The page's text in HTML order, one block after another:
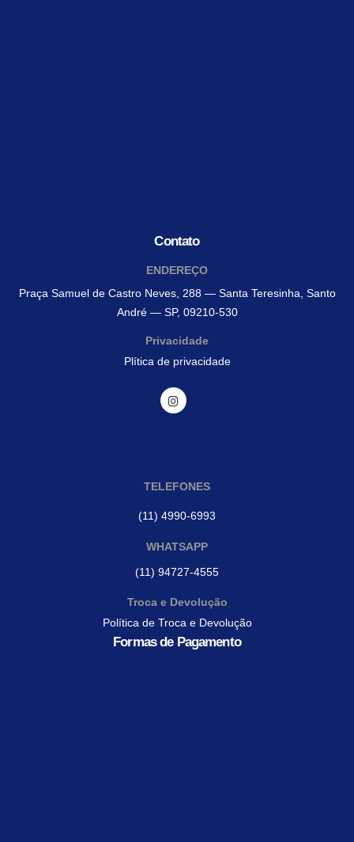
Contato
ENDEREÇO
Praça Samuel de Castro Neves, 288 — Santa Teresinha, Santo
André — SP, 09210-530
Privacidade
Plítica de privacidade
TELEFONES
(11) 4990-6993
WHATSAPP
(11) 94727-4555
Troca e Devolução
Política de Troca e Devolução
Formas de Pagamento